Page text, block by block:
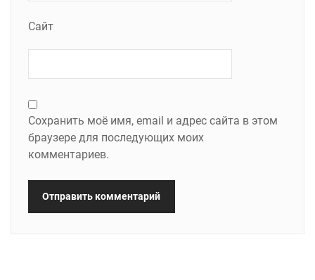
Сайт
Сохранить моё имя, email и адрес сайта в этом
браузере для последующих моих
комментариев.